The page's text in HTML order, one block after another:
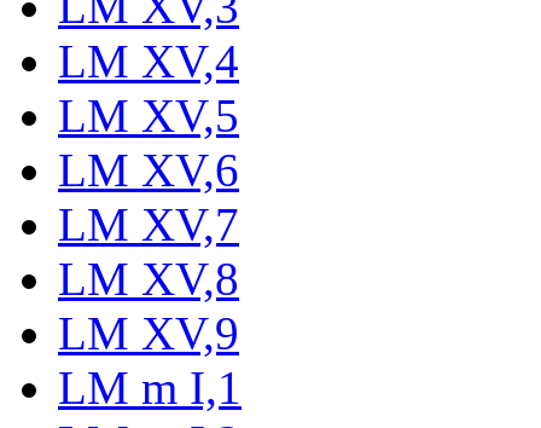
LM XV,4
LM XV,5
LM XV,6
LM XV,7
LM XV,8
LM XV,9
LM m I,1